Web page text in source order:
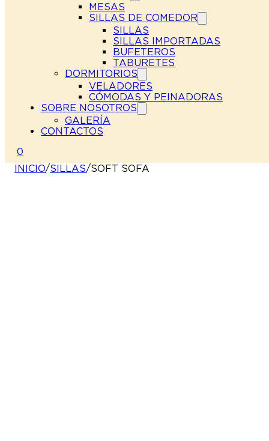
MESAS
SILLAS DE COMEDOR
SILLAS
SILLAS IMPORTADAS
BUFETEROS
TABURETES
DORMITORIOS
VELADORES
CÓMODAS Y PEINADORAS
SOBRE NOSOTROS
GALERÍA
CONTACTOS
0
INICIO/SILLAS/SOFT SOFA